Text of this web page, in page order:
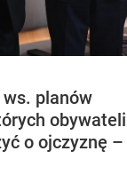
planów
obywateli
o ojczyznę –